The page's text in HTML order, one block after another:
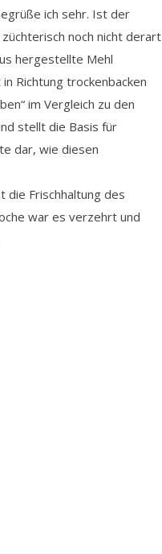
ich sehr. Ist der
noch nicht derart
hergestellte Mehl
Richtung trockenbacken
im Vergleich zu den
stellt die Basis für
dar, wie diesen
die Frischhaltung des
war es verzehrt und